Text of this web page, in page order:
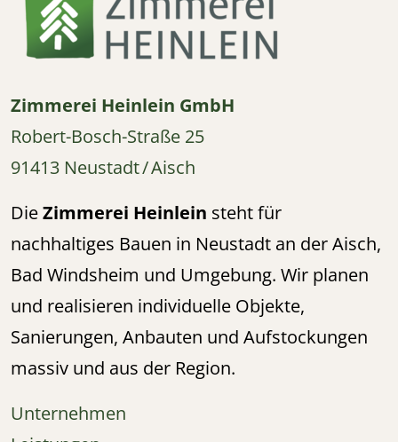
Zimmerei Heinlein GmbH
Robert-Bosch-Straße 25
91413 Neustadt / Aisch
DieZimmerei Heinlein steht für
nachhaltiges Bauen in Neustadt an der Aisch,
Bad Windsheim und Umgebung. Wir planen
und realisieren individuelle Objekte,
Sanierungen, Anbauten und Aufstockungen
massiv und aus der Region.
Unternehmen